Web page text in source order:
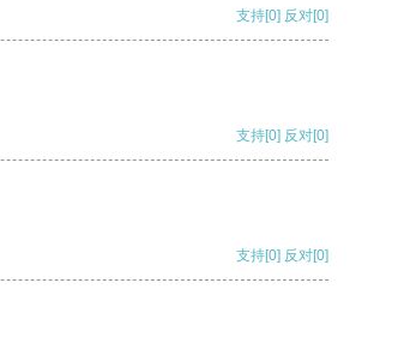
支持[0] 反对[0]
支持[0] 反对[0]
支持[0] 反对[0]